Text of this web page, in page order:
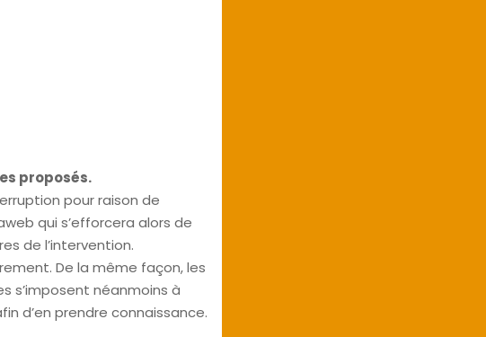
proposés.
pour raison de
qui s’efforcera alors de
de l’intervention.
De la même façon, les
s’imposent néanmoins à
d’en prendre connaissance.